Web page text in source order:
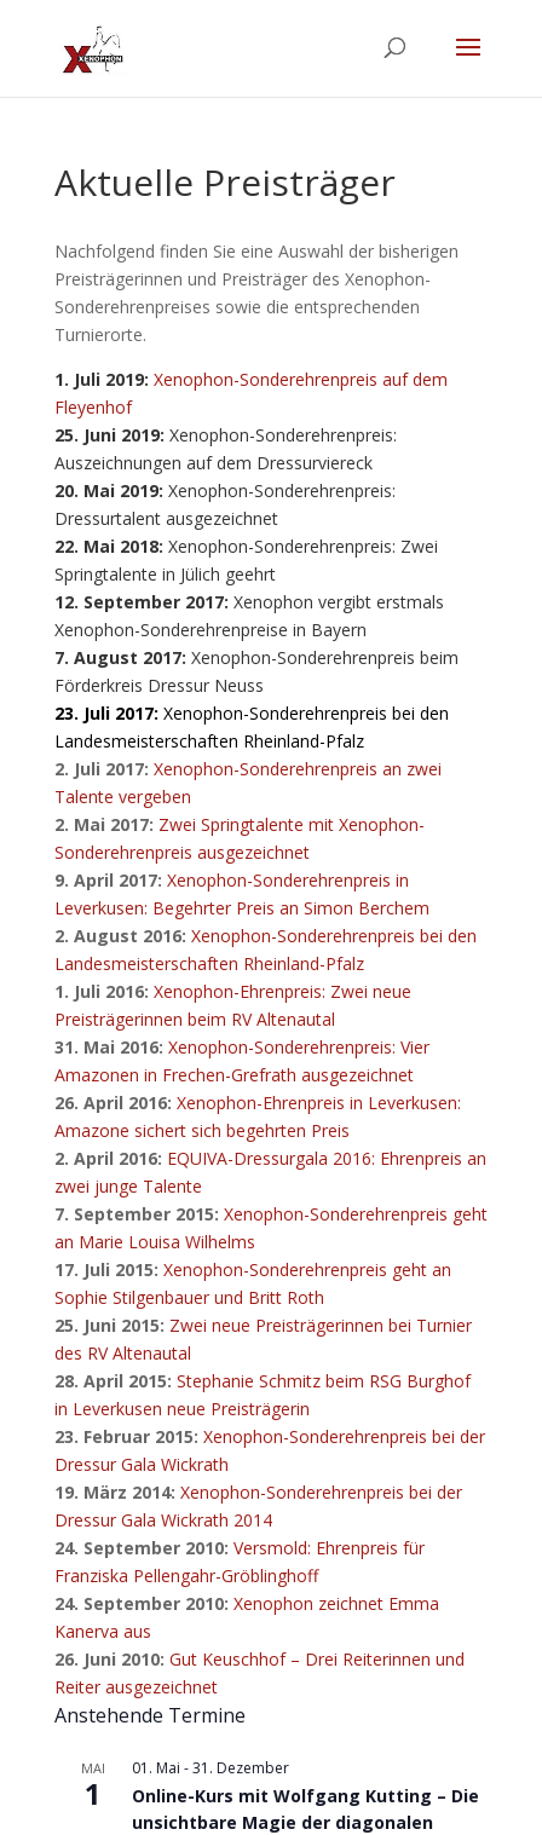
Aktuelle Preisträger
Nachfolgend finden Sie eine Auswahl der bisherigen
Preisträgerinnen und Preisträger des Xenophon-
Sonderehrenpreises sowie die entsprechenden
Turnierorte.
1. Juli 2019: Xenophon-Sonderehrenpreis auf dem
Fleyenhof
25. Juni 2019: Xenophon-Sonderehrenpreis:
Auszeichnungen auf dem Dressurviereck
20. Mai 2019: Xenophon-Sonderehrenpreis:
Dressurtalent ausgezeichnet
22. Mai 2018: Xenophon-Sonderehrenpreis: Zwei
Springtalente in Jülich geehrt
12. September 2017: Xenophon vergibt erstmals
Xenophon-Sonderehrenpreise in Bayern
7. August 2017: Xenophon-Sonderehrenpreis beim
Förderkreis Dressur Neuss
23. Juli 2017: Xenophon-Sonderehrenpreis bei den
Landesmeisterschaften Rheinland-Pfalz
2. Juli 2017: Xenophon-Sonderehrenpreis an zwei
Talente vergeben
2. Mai 2017: Zwei Springtalente mit Xenophon-
Sonderehrenpreis ausgezeichnet
9. April 2017: Xenophon-Sonderehrenpreis in
Leverkusen: Begehrter Preis an Simon Berchem
2. August 2016: Xenophon-Sonderehrenpreis bei den
Landesmeisterschaften Rheinland-Pfalz
1. Juli 2016: Xenophon-Ehrenpreis: Zwei neue
Preisträgerinnen beim RV Altenautal
31. Mai 2016: Xenophon-Sonderehrenpreis: Vier
Amazonen in Frechen-Grefrath ausgezeichnet
26. April 2016: Xenophon-Ehrenpreis in Leverkusen:
Amazone sichert sich begehrten Preis
2. April 2016: EQUIVA-Dressurgala 2016: Ehrenpreis an
zwei junge Talente
7. September 2015: Xenophon-Sonderehrenpreis geht
an Marie Louisa Wilhelms
17. Juli 2015: Xenophon-Sonderehrenpreis geht an
Sophie Stilgenbauer und Britt Roth
25. Juni 2015: Zwei neue Preisträgerinnen bei Turnier
des RV Altenautal
28. April 2015: Stephanie Schmitz beim RSG Burghof
in Leverkusen neue Preisträgerin
23. Februar 2015: Xenophon-Sonderehrenpreis bei der
Dressur Gala Wickrath
19. März 2014: Xenophon-Sonderehrenpreis bei der
Dressur Gala Wickrath 2014
24. September 2010: Versmold: Ehrenpreis für
Franziska Pellengahr-Gröblinghoff
24. September 2010: Xenophon zeichnet Emma
Kanerva aus
26. Juni 2010: Gut Keuschhof – Drei Reiterinnen und
Reiter ausgezeichnet
Anstehende Termine
MAI
1
01. Mai -31. Dezember
Online-Kurs mit Wolfgang Kutting – Die
unsichtbare Magie der diagonalen